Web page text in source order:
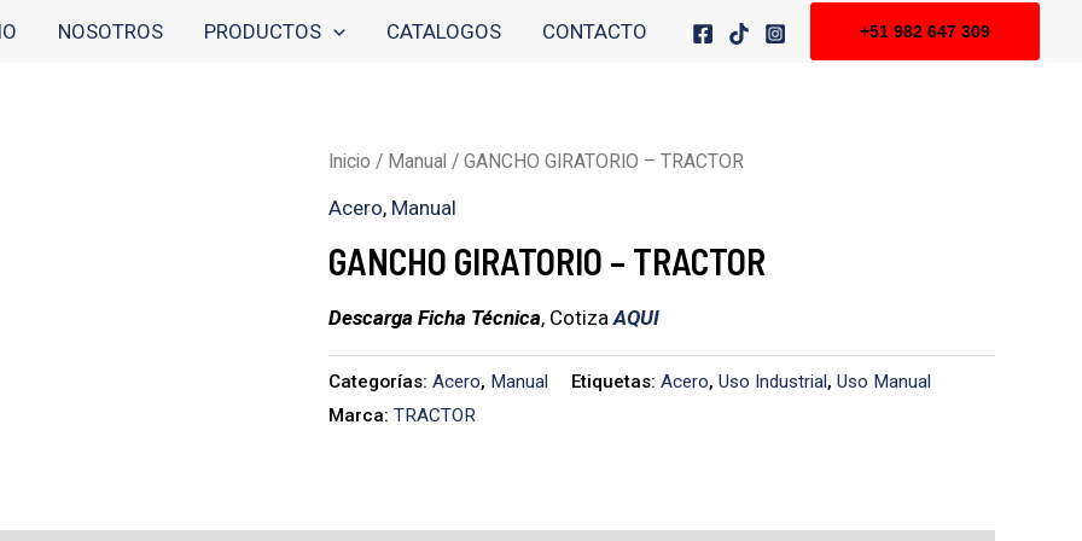
NOSOTROS PRODUCTOS CATALOGOS CONTACTO +51 982 647 309
Inicio / Manual / GANCHO GIRATORIO – TRACTOR
Acero, Manual
GANCHO GIRATORIO – TRACTOR
Descarga Ficha Técnica, Cotiza AQUI
Categorías: Acero, Manual Etiquetas: Acero, Uso Industrial, Uso Manual
Marca: TRACTOR